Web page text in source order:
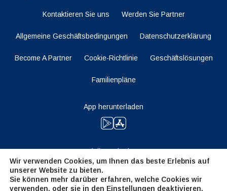
Kontaktieren Sie uns Werden Sie Partner
Allgemeine Geschäftsbedingungen Datenschutzerklärung
Become A Partner Cookie-Richtlinie Geschäftslösungen
Familienpläne
App herunterladen
Bleiben Sie dran
Wir verwenden Cookies, um Ihnen das beste Erlebnis auf
unserer Website zu bieten.
Sie können mehr darüber erfahren, welche Cookies wir
verwenden, oder sie in den Einstellungen deaktivieren.